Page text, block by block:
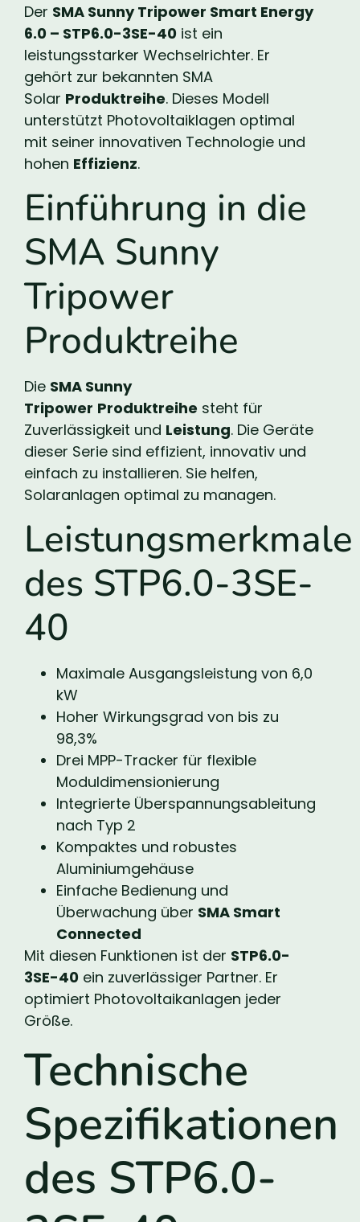
Der SMA Sunny Tripower Smart Energy
6.0 – STP6.0-3SE-40 ist ein
leistungsstarker Wechselrichter. Er
gehört zur bekannten SMA
Solar Produktreihe. Dieses Modell
unterstützt Photovoltaiklagen optimal
mit seiner innovativen Technologie und
hohen Effizienz.
Einführung in die
SMA Sunny
Tripower
Produktreihe
Die SMA Sunny
Tripower Produktreihe steht für
Zuverlässigkeit und Leistung. Die Geräte
dieser Serie sind effizient, innovativ und
einfach zu installieren. Sie helfen,
Solaranlagen optimal zu managen.
Leistungsmerkmale
des STP6.0-3SE-
40
Maximale Ausgangsleistung von 6,0
kW
Hoher Wirkungsgrad von bis zu
98,3%
Drei MPP-Tracker für flexible
Moduldimensionierung
Integrierte Überspannungsableitung
nach Typ 2
Kompaktes und robustes
Aluminiumgehäuse
Einfache Bedienung und
Überwachung über SMA Smart
Connected
Mit diesen Funktionen ist der STP6.0-
3SE-40 ein zuverlässiger Partner. Er
optimiert Photovoltaikanlagen jeder
Größe.
Technische
Spezifikationen
des STP6.0-